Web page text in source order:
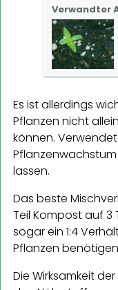
Verwandter
Es ist allerdings
Pflanzen nicht
können.
lassen.
Das beste
Teil Kompost auf 3
sogar ein 1:4
Pflanzen
Die Wirksamkeit